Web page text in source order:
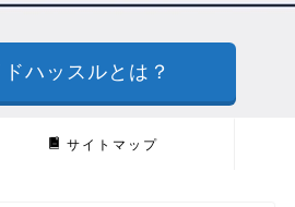
ハッスルとは？
サイトマップ